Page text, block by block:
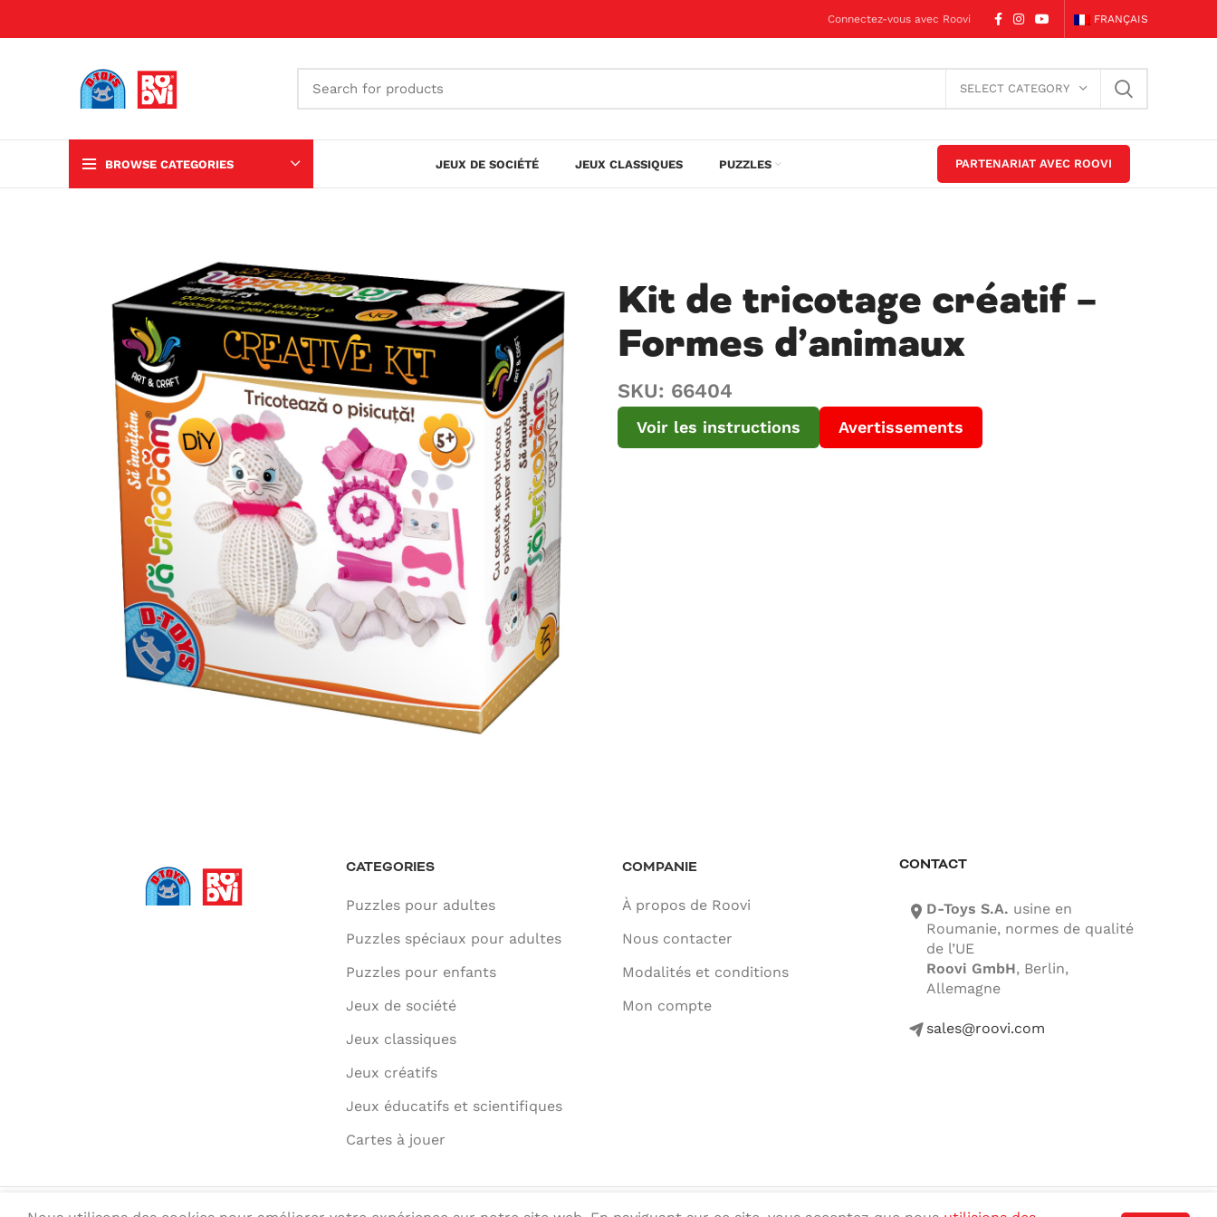
Connectez-vous avec Roovi FRANÇAIS
SELECT CATEGORY
BROWSE CATEGORIES JEUX DE SOCIÉTÉ JEUX CLASSIQUES PUZZLES PARTENARIAT AVEC ROOVI
Kit de tricotage créatif –
Formes d’animaux
SKU: 66404
Voir les instructions Avertissements
CATEGORIES
Puzzles pour adultes
Puzzles spéciaux pour adultes
Puzzles pour enfants
Jeux de société
Jeux classiques
Jeux créatifs
Jeux éducatifs et scientifiques
Cartes à jouer
COMPANIE
À propos de Roovi
Nous contacter
Modalités et conditions
Mon compte
CONTACT
location-icon D-Toys S.A. usine en
Roumanie, normes de qualité
de l’UE
Roovi GmbH, Berlin,
Allemagne
mail-icon sales@roovi.com
© 2022 ROOVI.RO All rights reserved